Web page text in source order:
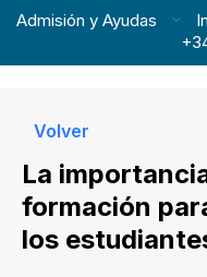
Admisión y Ayudas
Volver
La
formación
los